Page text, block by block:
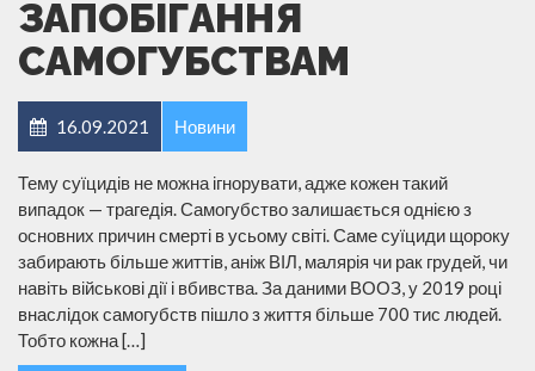
ЗАПОБІГАННЯ
САМОГУБСТВАМ
16.09.2021 Новини
Тему суїцидів не можна ігнорувати, адже кожен такий
випадок — трагедія. Самогубство залишається однією з
основних причин смерті в усьому світі. Саме суїциди щороку
забирають більше життів, аніж ВІЛ, малярія чи рак грудей, чи
навіть військові дії і вбивства. За даними ВООЗ, у 2019 році
внаслідок самогубств пішло з життя більше 700 тис людей.
Тобто кожна […]